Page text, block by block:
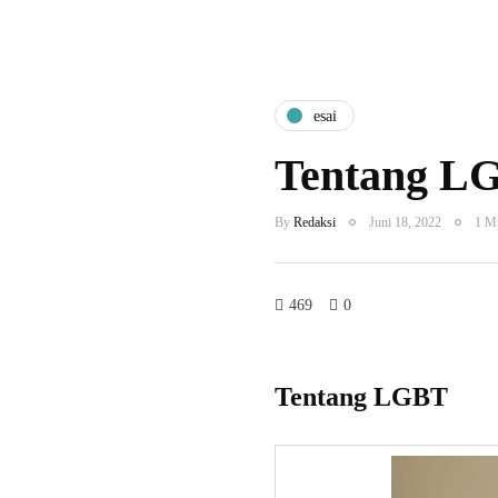
esai
Tentang
By Redaksi Juni 18, 2022 1
469 0
Tentang LGBT